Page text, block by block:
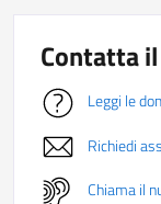
Contatta
Leggi le
Richiedi
Chiama il